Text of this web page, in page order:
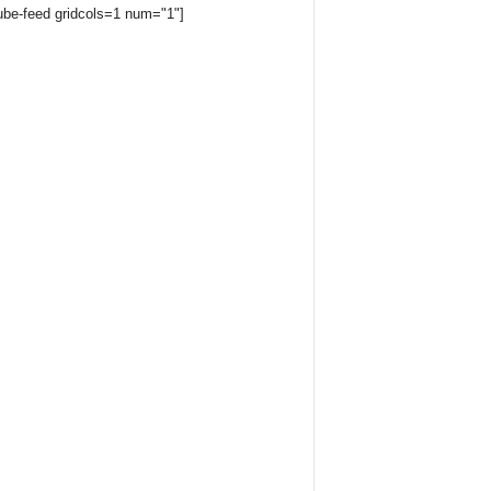
feed gridcols=1 num="1"]